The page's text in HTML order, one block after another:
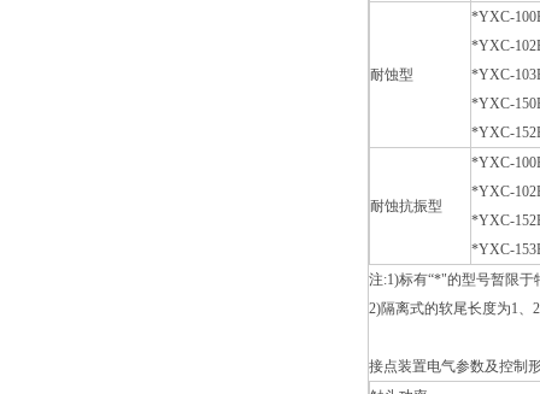
耐蚀型
*YXC-
*YXC-
*YXC-
*YXC-
*YXC-
耐蚀抗振型
*YXC-
*YXC-
*YXC-
*YXC-
注:1)标有“*"的型号暂限于
2)隔离式的软尾长度为1、
接点装置电气参数及控制